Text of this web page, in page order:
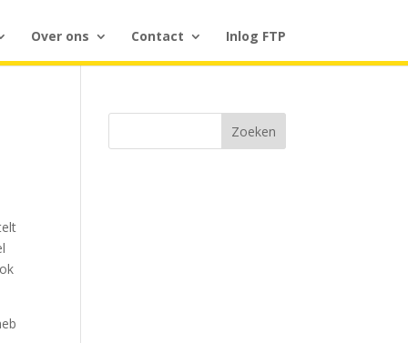
Over ons Contact Inlog FTP
Zoeken